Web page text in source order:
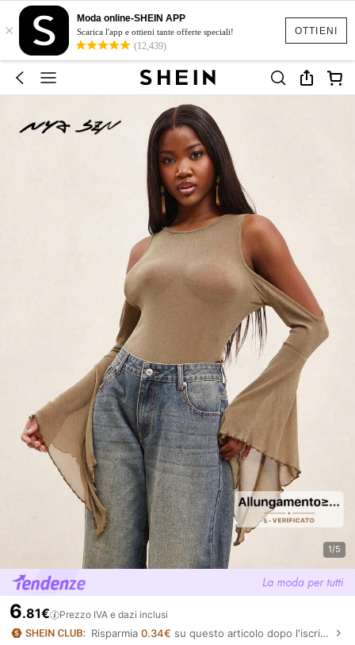
OTTIENI
×
Moda online-SHEIN APP
Scarica l'app e ottieni tante offerte speciali!
(12,439)
1/5
6.81€ Prezzo IVA e dazi inclusi
Risparmia 0.34€ su questo articolo dopo l'iscrizione.